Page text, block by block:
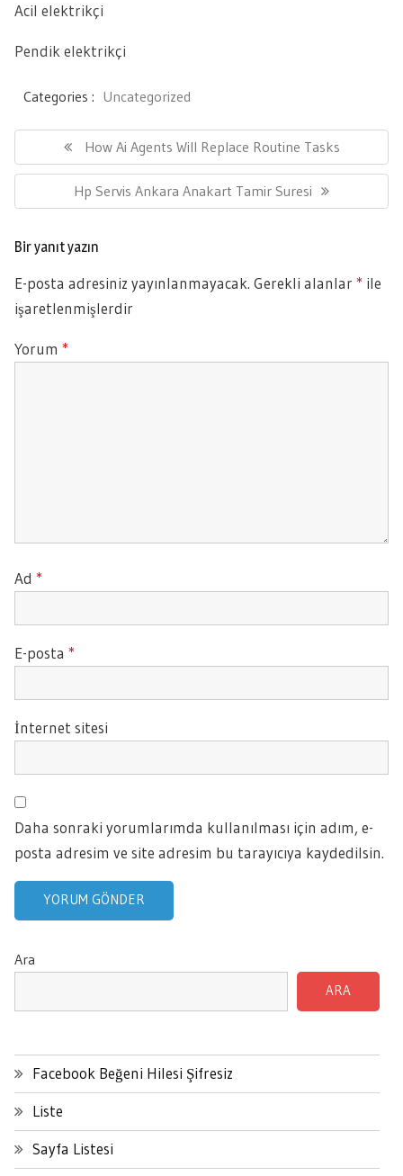
Acil elektrikçi
Pendik elektrikçi
Categories : Uncategorized
gezinmesi
Previous
Post:
How Ai Agents Will Replace Routine Tasks
Next
Post:
Hp Servis Ankara Anakart Tamir Suresi
Bir yanıt yazın
E-posta adresiniz yayınlanmayacak. Gerekli alanlar * ile
işaretlenmişlerdir
Yorum *
Ad *
E-posta *
İnternet sitesi
Daha sonraki yorumlarımda kullanılması için adım, e-
posta adresim ve site adresim bu tarayıcıya kaydedilsin.
Ara
ARA
Facebook Beğeni Hilesi Şifresiz
Liste
Sayfa Listesi